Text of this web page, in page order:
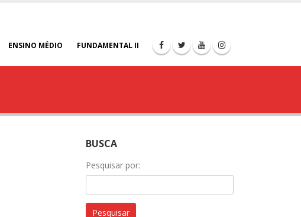
ENSINO MÉDIO FUNDAMENTAL II
BUSCA
Pesquisar por: